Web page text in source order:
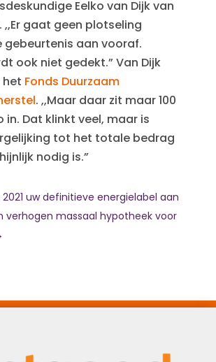
Eelko van Dijk van
,,Er gaat geen plotseling
gebeurtenis aan vooraf.
ook niet gedekt.” Van Dijk
het Fonds Duurzaam
. ,,Maar daar zit maar 100
in. Dat klinkt veel, maar is
tot het totale bedrag
nodig is.”
uw definitieve energielabel aan
verhogen massaal hypotheek voor